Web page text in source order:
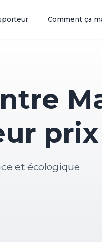
Comment ça
prix
et écologique